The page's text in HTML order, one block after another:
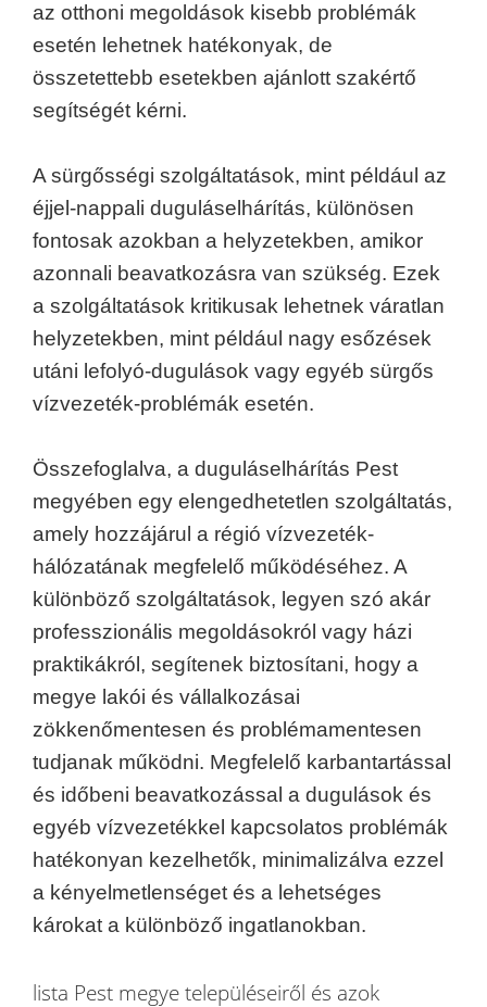
az otthoni megoldások kisebb problémák
esetén lehetnek hatékonyak, de
összetettebb esetekben ajánlott szakértő
segítségét kérni.
A sürgősségi szolgáltatások, mint például az
éjjel-nappali duguláselhárítás, különösen
fontosak azokban a helyzetekben, amikor
azonnali beavatkozásra van szükség. Ezek
a szolgáltatások kritikusak lehetnek váratlan
helyzetekben, mint például nagy esőzések
utáni lefolyó-dugulások vagy egyéb sürgős
vízvezeték-problémák esetén.
Összefoglalva, a duguláselhárítás Pest
megyében egy elengedhetetlen szolgáltatás,
amely hozzájárul a régió vízvezeték-
hálózatának megfelelő működéséhez. A
különböző szolgáltatások, legyen szó akár
professzionális megoldásokról vagy házi
praktikákról, segítenek biztosítani, hogy a
megye lakói és vállalkozásai
zökkenőmentesen és problémamentesen
tudjanak működni. Megfelelő karbantartással
és időbeni beavatkozással a dugulások és
egyéb vízvezetékkel kapcsolatos problémák
hatékonyan kezelhetők, minimalizálva ezzel
a kényelmetlenséget és a lehetséges
károkat a különböző ingatlanokban.
lista Pest megye településeiről és azok